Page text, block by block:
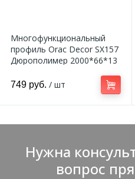
Многофункциональный
профиль Orac Decor SX157
Дюрополимер 2000*66*13
749 руб. / шт
Нужна
вопрос